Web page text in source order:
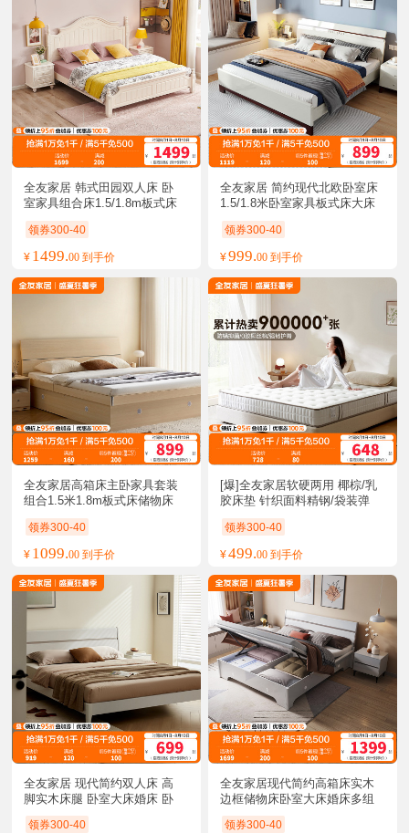
全友家居 韩式田园双人床 卧
室家具组合床1.5/1.8m板式床
架子床
领券300-40
¥ 1499.00 到手价
全友家居 简约现代北欧卧室床
1.5/1.8米卧室家具板式床大床
婚床卧室
领券300-40
¥999.00 到手价
全友家居高箱床主卧家具套装
组合1.5米1.8m板式床储物床
领券300-40
¥ 1099.00 到手价
[爆]全友家居软硬两用 椰棕/乳
胶床垫 针织面料精钢/袋装弹
簧床垫床垫
领券300-40
¥499.00 到手价
全友家居 现代简约双人床 高
脚实木床腿 卧室大床婚床 卧
室家具
领券300-40
全友家居现代简约高箱床实木
边框储物床卧室大床婚床多组
合可选卧室家具
领券300-40